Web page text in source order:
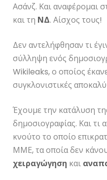
Ασάνζ. Και αναφέρομαι
και τη ΝΔ. Αίσχος τους!
Δεν αντελήφθησαν τι
σύλληψη ενός
Wikileaks, ο οποίος
συγκλονιστικές
Έχουμε την κατάλυση
δημοσιογραφίας. Και τι
κνούτο το οποίο
ΜΜΕ, τα οποία δεν
χειραγώγηση και